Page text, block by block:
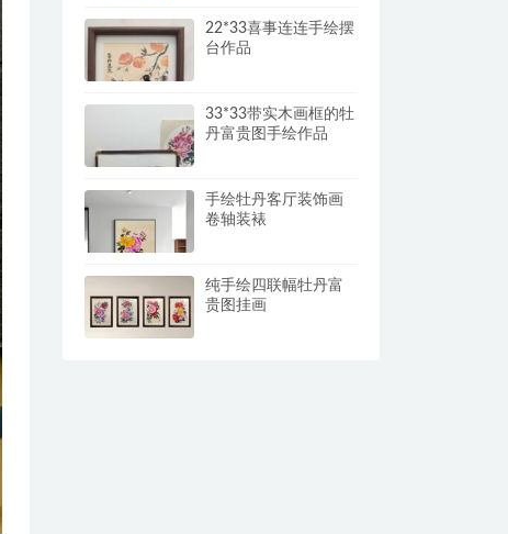
22*33喜事连连手绘摆
台作品
33*33带实木画框的牡
丹富贵图手绘作品
手绘牡丹客厅装饰画
卷轴装裱
纯手绘四联幅牡丹富
贵图挂画